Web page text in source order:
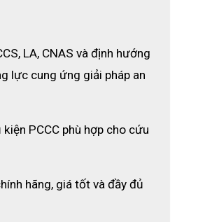
LA, CNAS và định hướng
lực cung ứng giải pháp an
PCCC phù hợp cho cứu
hãng, giá tốt và đầy đủ